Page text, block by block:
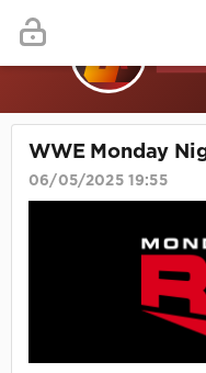
WWE Monday
06/05/2025 19:55